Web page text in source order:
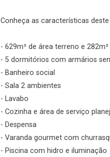
Conheça as características
- 629m² de área terreno e
- 5 dormitórios com armários
- Banheiro social
- Sala 2 ambientes
- Lavabo
- Cozinha e área de serviço
- Despensa
- Varanda gourmet com
- Piscina com hidro e iluminação
Login
Cadastre-se
Agendar Visita